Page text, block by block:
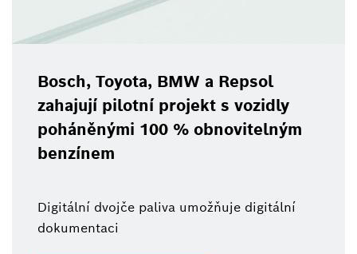
BMW a Repsol
pilotní projekt s vozidly
100 % obnovitelným
paliva umožňuje digitální